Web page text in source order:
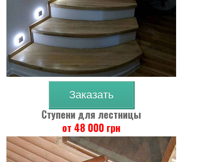
Заказать
Ступени для лестницы
от 48 000 грн